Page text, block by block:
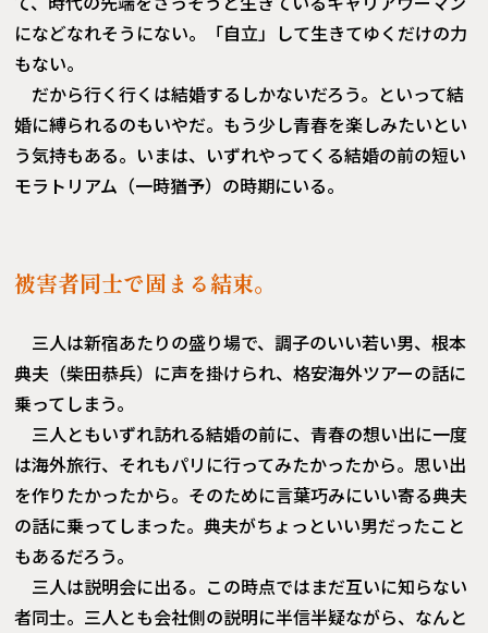
になどなれそうにない。「自立」して生きてゆくだけの力
もない。
だから行く行くは結婚するしかないだろう。といって結
婚に縛られるのもいやだ。もう少し青春を楽しみたいとい
う気持もある。いまは、いずれやってくる結婚の前の短い
モラトリアム（一時猶予）の時期にいる。
被害者同士で固まる結束。
三人は新宿あたりの盛り場で、調子のいい若い男、根本
典夫（柴田恭兵）に声を掛けられ、格安海外ツアーの話に
乗ってしまう。
三人ともいずれ訪れる結婚の前に、青春の想い出に一度
は海外旅行、それもパリに行ってみたかったから。思い出
を作りたかったから。そのために言葉巧みにいい寄る典夫
の話に乗ってしまった。典夫がちょっといい男だったこと
もあるだろう。
三人は説明会に出る。この時点ではまだ互いに知らない
者同士。三人とも会社側の説明に半信半疑ながら、なんと